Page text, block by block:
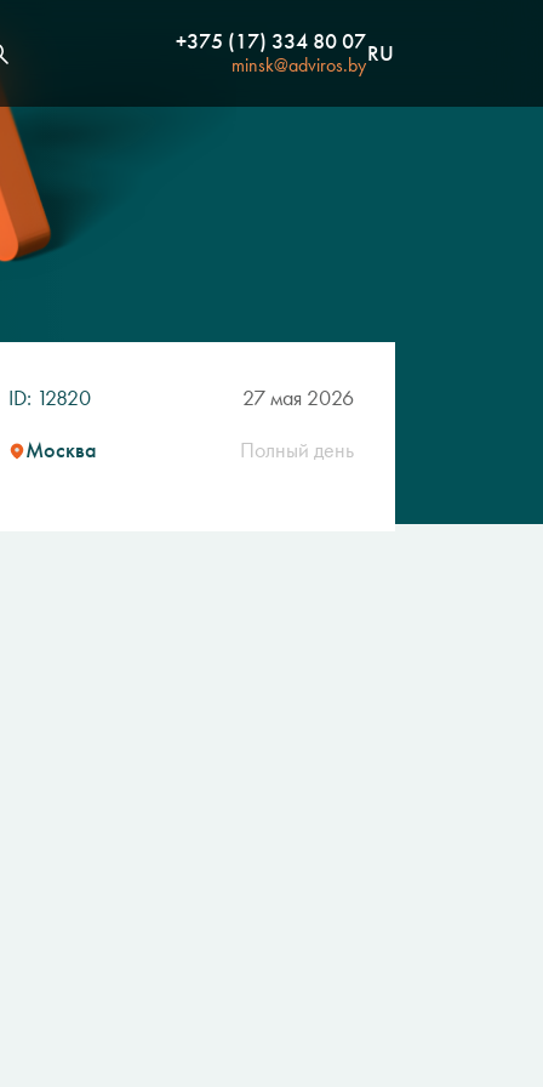
+375 (17) 334 80 07
minsk@adviros.byRU
ID: 12820
27 мая 2026
Москва
Полный день